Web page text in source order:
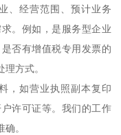
、经营范围、预计业务
。例如，是服务型企业
否有增值税专用发票的
方式。
，如营业执照副本复印
许可证等。我们的工作
。